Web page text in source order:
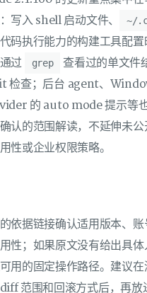
写入 shell 启动文件、
~/
码执行能力的构建工具配
过
grep
查看过的单文件
查；后台 agent、
的 auto mode 提示等
认的范围解读，不延伸未
性或企业权限策略。
依据链接确认适用版本、
性；如果原文没有给出具
用的固定操作路径。建议
范围和回滚方式后，再放